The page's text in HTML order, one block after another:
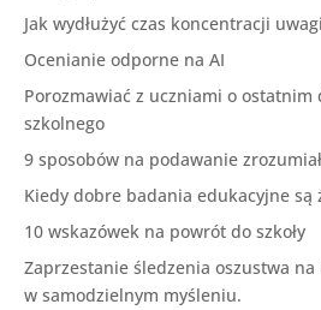
Jak wydłużyć czas koncentracji
Ocenianie odporne na AI
Porozmawiać z uczniami o
szkolnego
9 sposobów na podawanie
Kiedy dobre badania edukacyjne są
10 wskazówek na powrót do szkoły
Zaprzestanie śledzenia oszustwa
w samodzielnym myśleniu.